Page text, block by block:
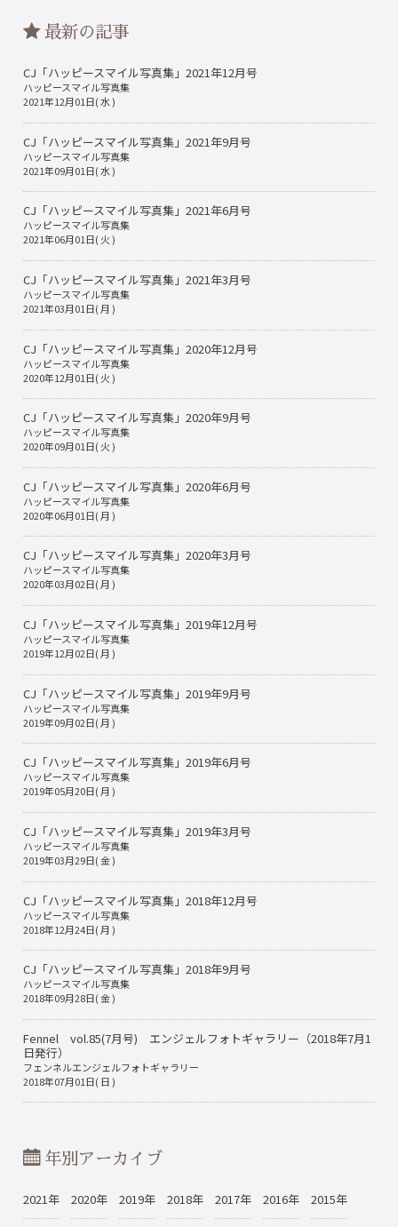
最新の記事
CJ「ハッピースマイル写真集」2021年12月号
ハッピースマイル写真集
2021年12月01日( 水 )
CJ「ハッピースマイル写真集」2021年9月号
ハッピースマイル写真集
2021年09月01日( 水 )
CJ「ハッピースマイル写真集」2021年6月号
ハッピースマイル写真集
2021年06月01日( 火 )
CJ「ハッピースマイル写真集」2021年3月号
ハッピースマイル写真集
2021年03月01日( 月 )
CJ「ハッピースマイル写真集」2020年12月号
ハッピースマイル写真集
2020年12月01日( 火 )
CJ「ハッピースマイル写真集」2020年9月号
ハッピースマイル写真集
2020年09月01日( 火 )
CJ「ハッピースマイル写真集」2020年6月号
ハッピースマイル写真集
2020年06月01日( 月 )
CJ「ハッピースマイル写真集」2020年3月号
ハッピースマイル写真集
2020年03月02日( 月 )
CJ「ハッピースマイル写真集」2019年12月号
ハッピースマイル写真集
2019年12月02日( 月 )
CJ「ハッピースマイル写真集」2019年9月号
ハッピースマイル写真集
2019年09月02日( 月 )
CJ「ハッピースマイル写真集」2019年6月号
ハッピースマイル写真集
2019年05月20日( 月 )
CJ「ハッピースマイル写真集」2019年3月号
ハッピースマイル写真集
2019年03月29日( 金 )
CJ「ハッピースマイル写真集」2018年12月号
ハッピースマイル写真集
2018年12月24日( 月 )
CJ「ハッピースマイル写真集」2018年9月号
ハッピースマイル写真集
2018年09月28日( 金 )
Fennel vol.85(7月号) エンジェルフォトギャラリー（2018年7月1
日発行）
フェンネルエンジェルフォトギャラリー
2018年07月01日( 日 )
年別アーカイブ
2021年 2020年 2019年 2018年 2017年 2016年 2015年